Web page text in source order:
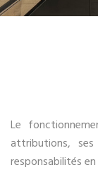
Le
attributions, ses
responsabilités